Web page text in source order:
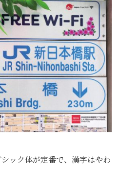
ック体が定番で、漢字はやわ